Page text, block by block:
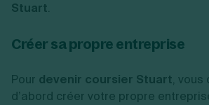
Stuart.
Créer sa propre entreprise
Pour devenir coursier Stuart, vous
d’abord créer votre propre